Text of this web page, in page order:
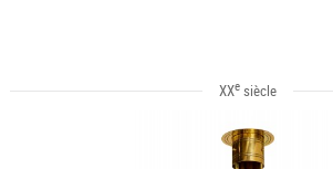
XXesiècle